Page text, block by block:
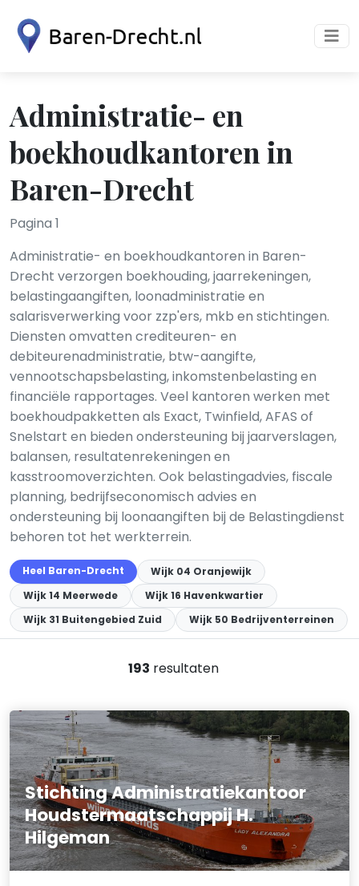
Administratie- en
boekhoudkantoren in
Baren-Drecht
Pagina 1
Administratie- en boekhoudkantoren in Baren-
Drecht verzorgen boekhouding, jaarrekeningen,
belastingaangiften, loonadministratie en
salarisverwerking voor zzp'ers, mkb en stichtingen.
Diensten omvatten crediteuren- en
debiteurenadministratie, btw-aangifte,
vennootschapsbelasting, inkomstenbelasting en
financiële rapportages. Veel kantoren werken met
boekhoudpakketten als Exact, Twinfield, AFAS of
Snelstart en bieden ondersteuning bij jaarverslagen,
balansen, resultatenrekeningen en
kasstroomoverzichten. Ook belastingadvies, fiscale
planning, bedrijfseconomisch advies en
ondersteuning bij loonaangiften bij de Belastingdienst
behoren tot het werkterrein.
Heel Baren-Drecht
Wijk 04 Oranjewijk
Wijk 14 Meerwede
Wijk 16 Havenkwartier
Wijk 31 Buitengebied Zuid
Wijk 50 Bedrijventerreinen
193 resultaten
Stichting Administratiekantoor
Houdstermaatschappij H.
Hilgeman